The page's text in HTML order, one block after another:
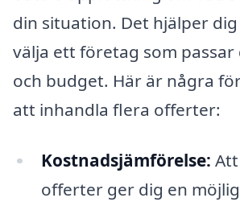
din situation. Det hjälper
välja ett företag som passar
och budget. Här är några
att inhandla flera offerter:
Kostnadsjämförelse:
offerter ger dig en